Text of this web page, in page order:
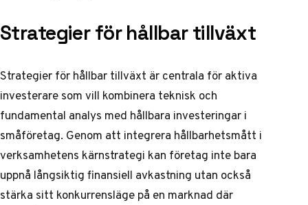
Strategier för hållbar tillväxt
Strategier för hållbar tillväxt är centrala för aktiva
investerare som vill kombinera teknisk och
fundamental analys med hållbara investeringar i
småföretag. Genom att integrera hållbarhetsmått i
verksamhetens kärnstrategi kan företag inte bara
uppnå långsiktig finansiell avkastning utan också
stärka sitt konkurrensläge på en marknad där